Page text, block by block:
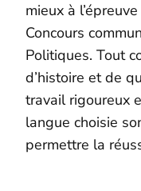
mieux à
Concours
Politiques. Tout
d’histoire et de
travail rigoureux
langue choisie
permettre la